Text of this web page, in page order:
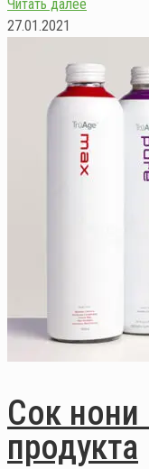
Читать далее
27.01.2021
Сок
продукта